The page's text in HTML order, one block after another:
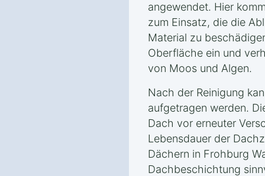
angewendet. Hier
zum Einsatz, die die
Material zu
Oberfläche ein und
von Moos und Algen.
Nach der Reinigung
aufgetragen werden.
Dach vor erneuter
Lebensdauer der
Dächern in Frohburg
Dachbeschichtung